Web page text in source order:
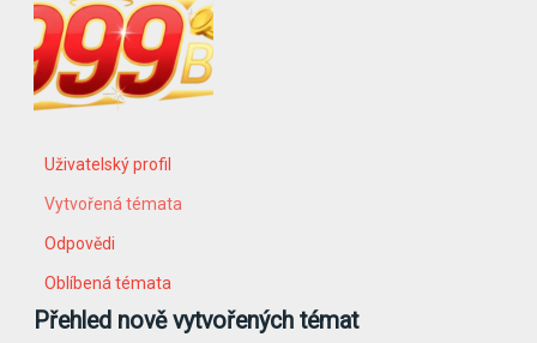
Uživatelský profil
Vytvořená témata
Odpovědi
Oblíbená témata
Přehled nově vytvořených témat